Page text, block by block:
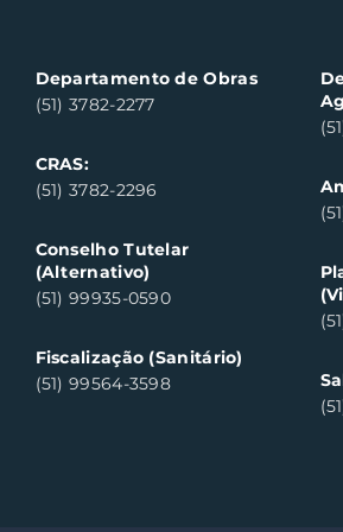
Clara do Sul
Departamento de Obras
(51) 3782-2277
CRAS:
(51) 3782-2296
Conselho Tutelar
(Alternativo)
(51) 99935-0590
Fiscalização (Sanitário)
(51) 99564-3598